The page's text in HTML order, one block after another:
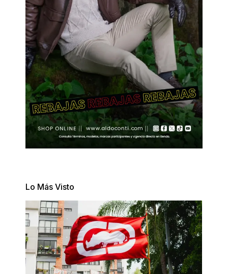
Lo Más Visto